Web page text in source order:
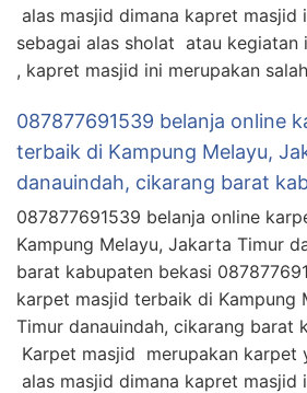
alas masjid dimana kapret masjid
sebagai alas sholat atau kegiatan
, kapret masjid ini merupakan
087877691539 belanja online
terbaik di Kampung Melayu,
danauindah, cikarang barat
087877691539 belanja online
Kampung Melayu, Jakarta Timur
barat kabupaten bekasi
karpet masjid terbaik di Kampung
Timur danauindah, cikarang barat
Karpet masjid merupakan karpet
alas masjid dimana kapret masjid